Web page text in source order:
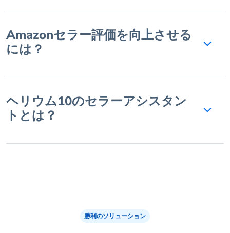
Amazonセラー評価を向上させる
には？
ヘリウム10のセラーアシスタン
トとは？
勝利のソリューション